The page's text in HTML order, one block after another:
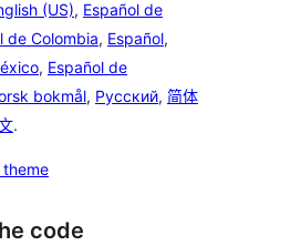
(US), Español de
de Colombia, Español,
, Español de
bokmål, Русский, 简体
.
theme
code